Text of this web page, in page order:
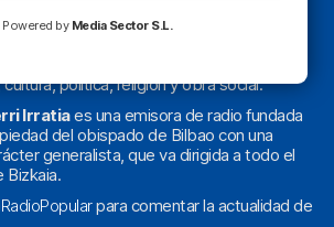
. Desde 1960 haciendo radio en Bilbao.
política, religión y obra social.
Irratiaes una emisora de radio fundada
del obispado de Bilbao con una
generalista, que va dirigida a todo el
Bizkaia.
para comentar la actualidad de
Powered by Media Sector S.L.